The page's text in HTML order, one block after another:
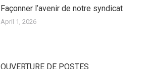
Façonner l’avenir de notre syndicat
April 1, 2026
OUVERTURE DE POSTES